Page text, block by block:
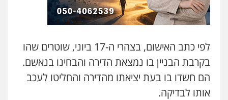
0546661544
עו"ד ראוף נג'אר
לפי כתב האישום, בצהרי ה-17 ביוני, שוטרים שהו
בקרבת הבניין בו נמצאת הדירה והבחינו בנאשם.
הם חשדו בו בעת יציאתו מהדירה והחליטו לעכב
אותו לבדיקה.